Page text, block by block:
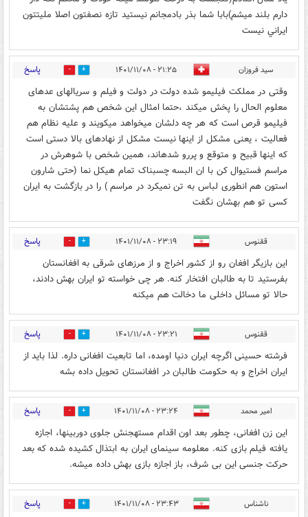
دارم بلند ميشم)بابا شما بذر بادمجانم نيستيد تازه نصفتون اصلا مليتتون
ايراني نيست
سید فروزان ۲۱:۲۵ - ۱۴۰۱/۱۱/۰۸ 0 پاسخ
وقتی در مملکت فیلیمو شده دولت در دولت و فیلم و سریالهای عدهای
معلوم الحال را پخش میکند ،حتما امثال این شخص هم پشتشان به
فیلیمو قرص است که هر چه دلشان میخواهد میکویند و علیه نظام هم
فعالیت ، یعنی مشکل از اینها نیست مشکل از نهادهای بالا دستی است
که اینها قبیح و متوقع و پررو شدهاند، همین شخص با شوهرش در
مراسم فستیوال کن با ان البسه چسبناک تمام هیکل نما (حتی شارون
استون هم انطوری لباس به تن نمیکرد در مراسم ) را در بازگشت به ایران
کسی تو هم بهشان نگفت
ققنوس ۲۳:۱۹ - ۱۴۰۱/۱۱/۰۸ 4 پاسخ
این بازیگر افغان رو از کشور اخراج و از مرزهای شرقی به افغانستان
بفرستید تا به طالبان افتخار کنه. هر چی خواسته تو ایران بهش دادند،
حالا تو مسائل داخلی ما دخالت هم میکنه
ققنوس ۲۳:۲۱ - ۱۴۰۱/۱۱/۰۸ 2 پاسخ
فرشته حسینی اگرچه ایران دنیا اومده، اما تابعیت افغانی داره. لذا باید از
ایران اخراج و به حکومت طالبان در افغانستان تحویل داده بشه
امیر محمد ۲۳:۲۴ - ۱۴۰۱/۱۱/۰۸ 2 پاسخ
این زن افغانی، چطور بعد اون اقدام مستهجنش جلوی دوربینها، اجازه
یافته فیلم بازی کنه. معلومه سینمای ایران به ابتذال کشیده شده که بعد
حرکت جنسی این بی شرف، باز اجازه بازی بهش داده میشه.
ناشناس ۲۳:۴۳ - ۱۴۰۱/۱۱/۰۸ 1 پاسخ